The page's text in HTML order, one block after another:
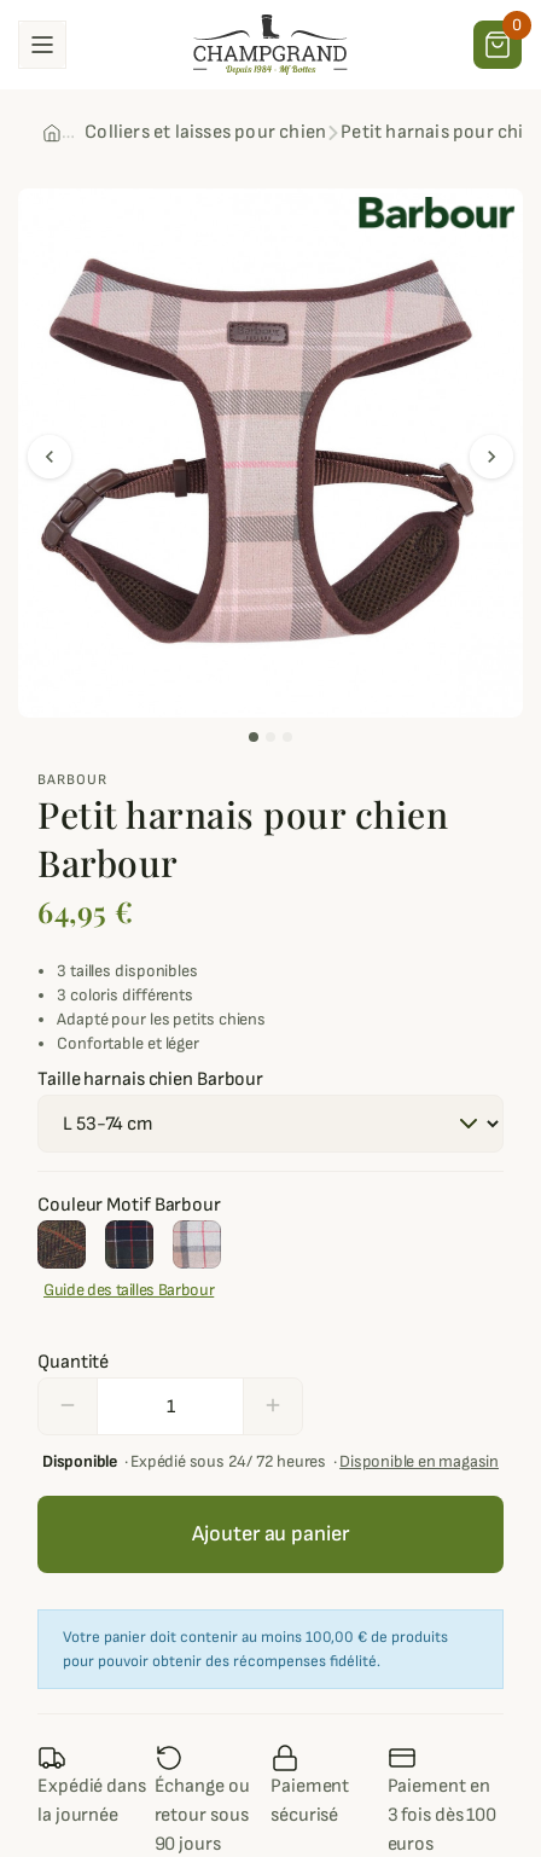
0
Colliers et laisses pour chien Petit harnais pour
chevron_left chevron_right
BARBOUR
Petit harnais pour chien
Barbour
64,95 €
3 tailles disponibles
3 coloris différents
Adapté pour les petits chiens
Confortable et léger
Taille harnais chien Barbour
Couleur Motif Barbour
Guide des tailles Barbour
Quantité
remove add
Disponible·Expédié sous 24/ 72 heures ·Disponible en magasin
Ajouter au panier
Votre panier doit contenir au moins 100,00 € de produits
pour pouvoir obtenir des récompenses fidélité.
Expédié dans
la journée
Échange ou
retour sous
90 jours
Paiement
sécurisé
Paiement en
3 fois dès 100
euros